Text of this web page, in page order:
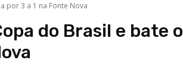
por 3 a 1 na Fonte Nova
do Brasil e bate o